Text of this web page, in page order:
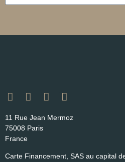
11 Rue Jean Mermoz
75008 Paris
France
Carte Financement, SAS au capital